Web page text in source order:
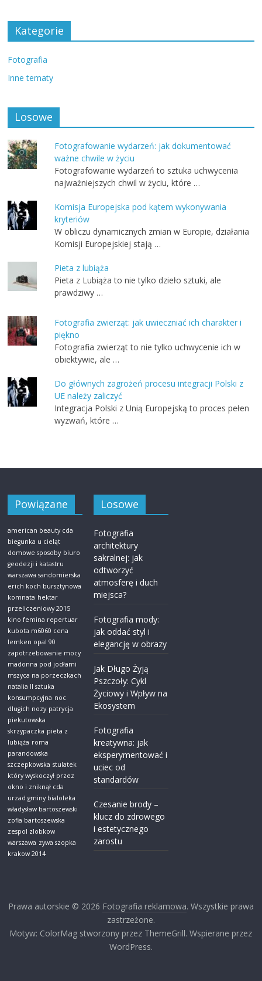
Kategorie
Fotografia
Inne tematy
Losowe
Fotografowanie wydarzeń: jak dokumentować
ważne chwile w życiu
Fotografowanie wydarzeń to sztuka uchwycenia
najważniejszych chwil w życiu, które …
Komisja Europejska pod kątem wykonywania
kryteriów
W obliczu dynamicznych zmian w Europie, działania
Komisji Europejskiej stają …
Pieta z lubiąża
Pieta z Lubiąża to nie tylko dzieło sztuki, ale
prawdziwy …
Fotografia zwierząt: jak uwieczniać ich charakter i
piękno
Fotografia zwierząt to nie tylko uchwycenie ich w
obiektywie, ale …
Do głównych zagrożeń procesu integracji Polski z
UE należy zaliczyć
Integracja Polski z Unią Europejską to proces pełen
wyzwań, które …
Powiązane
american beauty cda
biegunka u cieląt
domowe sposoby biuro
geodezji i katastru
warszawa sandomierska
erich koch bursztynowa
komnata hektar
przeliczeniowy 2015
kino femina repertuar
kubota m6060 cena
lemken opal 90
zapotrzebowanie mocy
madonna pod jodłami
mszyca na porzeczkach
natalia ll sztuka
konsumpcyjna noc
dlugich nozy patrycja
piekutowska
skrzypaczka pieta z
lubiąża roma
parandowska
szczepkowska stulatek
który wyskoczył przez
okno i zniknął cda
urzad gminy bialoleka
władysław bartoszewski
zofia bartoszewska
zespol zlobkow
warszawa zywa szopka
krakow 2014
Losowe
Fotografia
architektury
sakralnej: jak
odtworzyć
atmosferę i duch
miejsca?
Fotografia mody:
jak oddać styl i
elegancję w obrazy
Jak Długo Żyją
Pszczoły: Cykl
Życiowy i Wpływ na
Ekosystem
Fotografia
kreatywna: jak
eksperymentować i
uciec od
standardów
Czesanie brody –
klucz do zdrowego
i estetycznego
zarostu
Prawa autorskie © 2026 Fotografia reklamowa. Wszystkie prawa
zastrzeżone.
Motyw: ColorMag stworzony przez ThemeGrill. Wspierane przez
WordPress.